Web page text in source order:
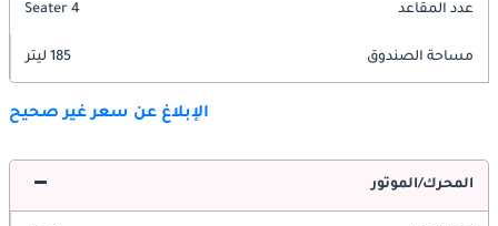
عدد المقاعد 4 Seater
مساحة الصندوق 185 ليتر
الإبلاغ عن سعر غير صحيح
المحرك/الموتور